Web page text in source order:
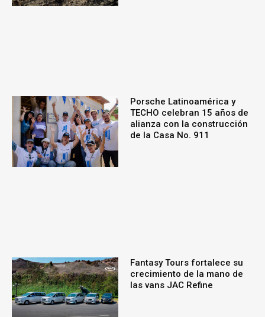
Porsche Latinoamérica y
TECHO celebran 15 años de
alianza con la construcción
de la Casa No. 911
Fantasy Tours fortalece su
crecimiento de la mano de
las vans JAC Refine